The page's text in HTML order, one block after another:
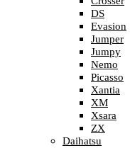
DS
Evasion
Jumper
Jumpy
Nemo
Picasso
Xantia
XM
Xsara
ZX
Daihatsu